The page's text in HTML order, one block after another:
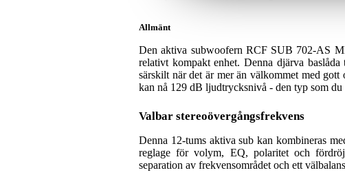
Allmänt
Den aktiva subwoofern RCF SUB 702-AS
relativt kompakt enhet. Denna djärva
särskilt när det är mer än välkommet med
kan nå 129 dB ljudtrycksnivå - den typ som du
Valbar stereoövergångsfrekvens
Denna 12-tums aktiva sub kan kombineras
reglage för volym, EQ, polaritet och
separation av frekvensområdet och ett